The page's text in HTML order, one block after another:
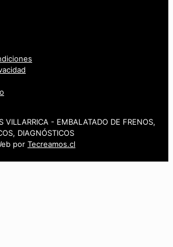
VILLARRICA - EMBALATADO DE FRENOS,
DIAGNÓSTICOS
por Tecreamos.cl